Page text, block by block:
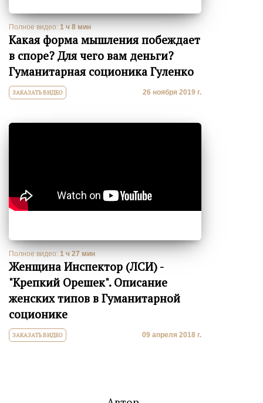
Полное видео: 1 ч 8 мин
Какая форма мышления побеждает
в споре? Для чего вам деньги?
Гуманитарная соционика Гуленко
ЗАКАЗАТЬ ВИДЕО 26 ноября 2019 г.
Полное видео: 1 ч 27 мин
Женщина Инспектор (ЛСИ) -
"Крепкий Орешек". Описание
женских типов в Гуманитарной
соционике
ЗАКАЗАТЬ ВИДЕО 09 апреля 2018 г.